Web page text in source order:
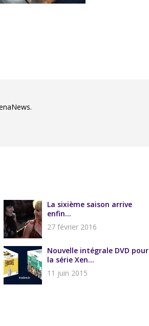
La sixième saison arrive
enfin...
27 février 2016
Nouvelle intégrale DVD pour
la série Xen...
11 juin 2015